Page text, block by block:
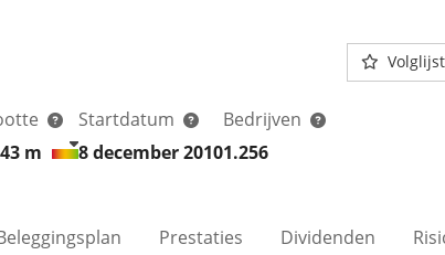
Volglijst
m
Startdatum
8 december 2010
Bedrijven
1.256
Prestaties Dividenden